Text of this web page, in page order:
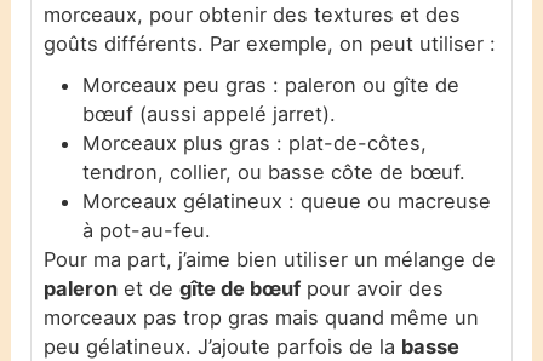
morceaux, pour obtenir des textures et des
goûts différents. Par exemple, on peut utiliser :
Morceaux peu gras : paleron ou gîte de
bœuf (aussi appelé jarret).
Morceaux plus gras : plat-de-côtes,
tendron, collier, ou basse côte de bœuf.
Morceaux gélatineux : queue ou macreuse
à pot-au-feu.
Pour ma part, j’aime bien utiliser un mélange de
paleron et degîte de bœuf pour avoir des
morceaux pas trop gras mais quand même un
peu gélatineux. J’ajoute parfois de la basse